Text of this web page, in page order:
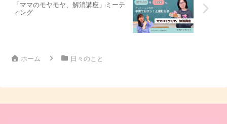
「ママのモヤモヤ、解消講座」ミーテ
ィング
ホーム 日々のこと